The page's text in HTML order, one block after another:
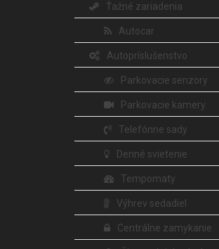
Ťažné zariadenia
Autocar
Autopríslušenstvo
Parkovacie senzory
Parkovacie kamery
Telefónne sady
Denné svietenie
Tempomaty
Výhrev sedadiel
Centrálne zamykanie